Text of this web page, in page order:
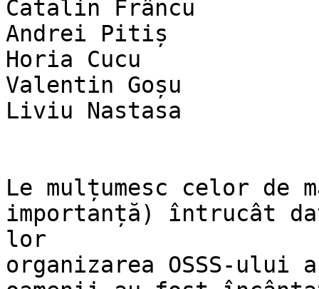
Cătălin Frâncu
Andrei Pitiș
Horia Cucu
Valentin Goșu
Liviu Nastasa
Le mulțumesc celor de
importanță) întrucât
lor
organizarea OSSS-